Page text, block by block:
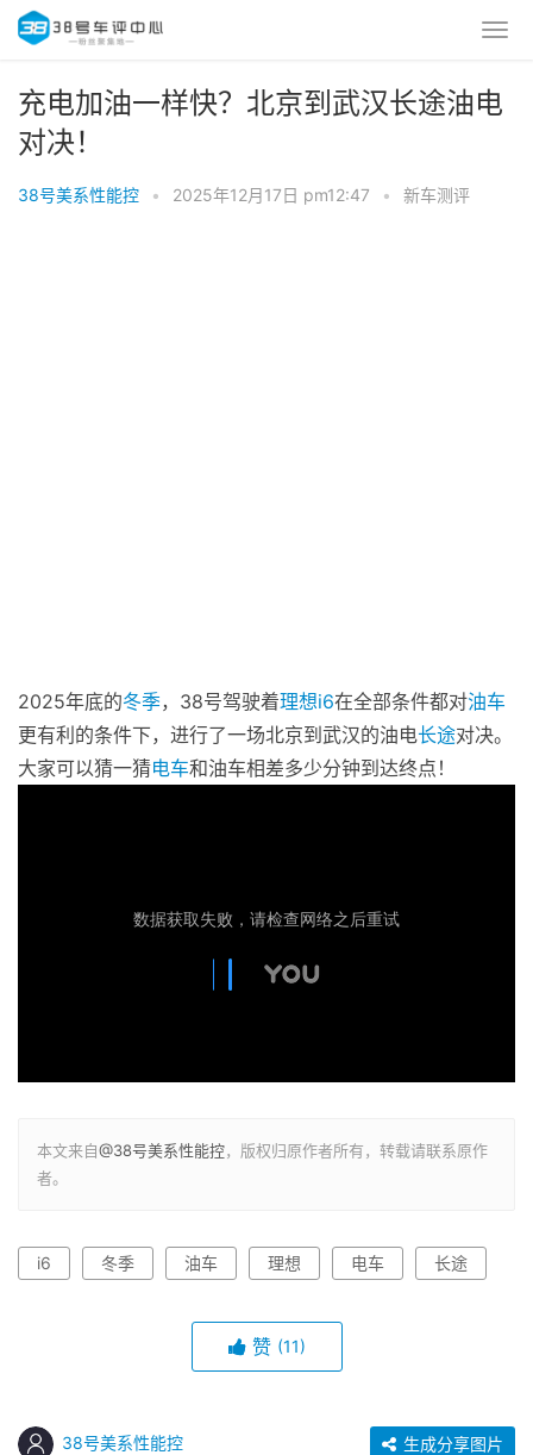
充电加油一样快？北京到武汉长途油电
对决！
38号美系性能控 • 2025年12月17日 pm12:47 • 新车测评
2025年底的冬季，38号驾驶着理想i6在全部条件都对油车
更有利的条件下，进行了一场北京到武汉的油电长途对决。
大家可以猜一猜电车和油车相差多少分钟到达终点！
本文来自@38号美系性能控，版权归原作者所有，转载请联系原作
者。
i6 冬季 油车 理想 电车 长途
赞 (11)
38号美系性能控 生成分享图片